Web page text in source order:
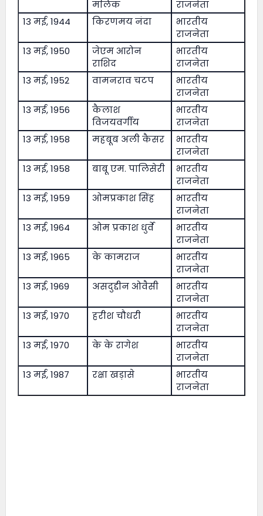
मलिक
राजनेता
13 मई, 1944
किरणमय नंदा
भारतीय
राजनेता
13 मई, 1950
जेएम आरोन
राशिद
भारतीय
राजनेता
13 मई, 1952
वामनराव चटप
भारतीय
राजनेता
13 मई, 1956
कैलाश
विजयवर्गीय
भारतीय
राजनेता
13 मई, 1958
महबूब अली कैसर
भारतीय
राजनेता
13 मई, 1958
बाबू एम. पालिसेरी
भारतीय
राजनेता
13 मई, 1959
ओमप्रकाश सिंह
भारतीय
राजनेता
13 मई, 1964
ओम प्रकाश धुर्वे
भारतीय
राजनेता
13 मई, 1965
के कामराज
भारतीय
राजनेता
13 मई, 1969
असदुद्दीन ओवैसी
भारतीय
राजनेता
13 मई, 1970
हरीश चौधरी
भारतीय
राजनेता
13 मई, 1970
के के रागेश
भारतीय
राजनेता
13 मई, 1987
रक्षा खड़ासे
भारतीय
राजनेता